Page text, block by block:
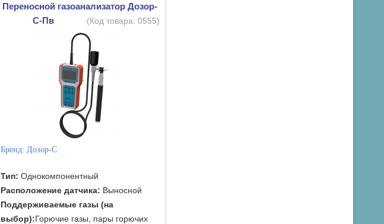
Переносной газоанализатор Дозор-
С-Пв
(Код товара: 0555)
Бренд: Дозор-С
Тип: Однокомпонентный
Расположение датчика: Выносной
Поддерживаемые газы (на
выбор):Горючие газы, пары горючих